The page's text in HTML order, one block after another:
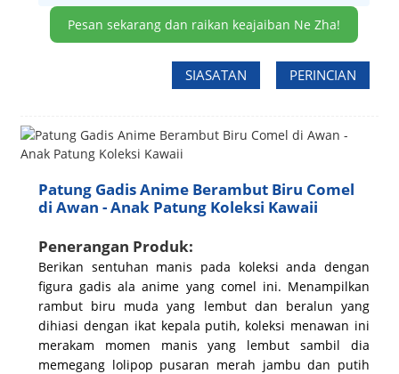
Pesan sekarang dan raikan keajaiban Ne Zha!
SIASATAN PERINCIAN
Patung Gadis Anime Berambut Biru Comel
di Awan - Anak Patung Koleksi Kawaii
Penerangan Produk:
Berikan sentuhan manis pada koleksi anda dengan
figura gadis ala anime yang comel ini. Menampilkan
rambut biru muda yang lembut dan beralun yang
dihiasi dengan ikat kepala putih, koleksi menawan ini
merakam momen manis yang lembut sambil dia
memegang lolipop pusaran merah jambu dan putih